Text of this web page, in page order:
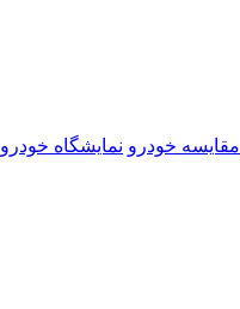
مقایسه خودرو نمایشگاه خودرو